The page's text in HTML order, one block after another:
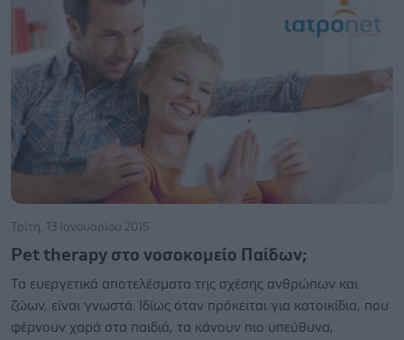
Τρίτη, 13 Ιανουαρίου 2015
Pet therapy στο νοσοκομείο Παίδων;
Τα ευεργετικά αποτελέσματα της σχέσης ανθρώπων και
ζώων, είναι γνωστά. Ιδίως όταν πρόκειται για κατοικίδια, που
φέρνουν χαρά στα παιδιά, τα κάνουν πιο υπεύθυνα,